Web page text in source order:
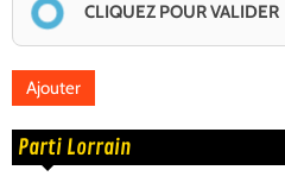
CLIQUEZ POUR VALIDER
Parti Lorrain